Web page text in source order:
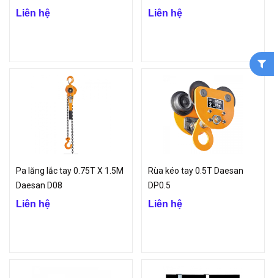
Ứng dụng của pa lăng
chuyển từ kho ra đến phương tiện chuyên chở. Ngoài ra, pa lăng
còn được sử dụng để hỗ trợ sửa chữa máy móc, thiết bị.
Công ty TNHH Vinp là đơn vị phân phối các loạipa lăngnhập khẩu
chính hãng, chất lượng cao và có mức giá tốt nhất trên thị trường.
Liên hệ Liên hệ
Pa lăng lắc tay 0.75T X 1.5M
Daesan D08
Liên hệ
Rùa kéo tay 0.5T Daesan
DP0.5
Liên hệ